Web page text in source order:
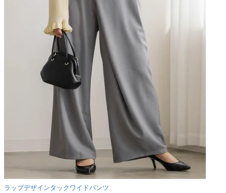
ラップデザインタックワイドパンツ